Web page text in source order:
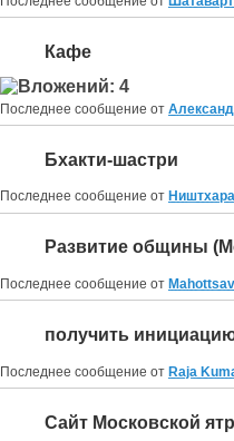
Кафе
Последнее сообщение от
Бхакти-шастри
Последнее сообщение от
Развитие общины
Последнее сообщение от
получить
Последнее сообщение от Raja
Сайт Московской